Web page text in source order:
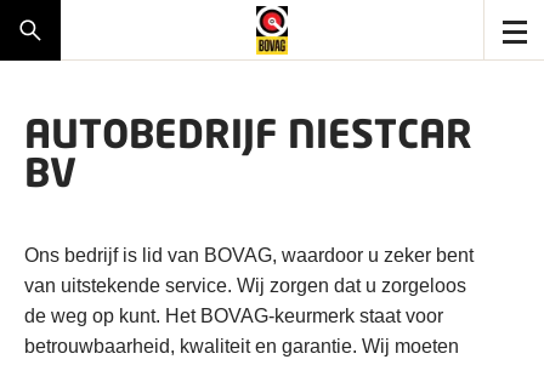
AUTOBEDRIJF NIESTCAR
BV
Ons bedrijf is lid van BOVAG, waardoor u zeker bent
van uitstekende service. Wij zorgen dat u zorgeloos
de weg op kunt. Het BOVAG-keurmerk staat voor
betrouwbaarheid, kwaliteit en garantie. Wij moeten